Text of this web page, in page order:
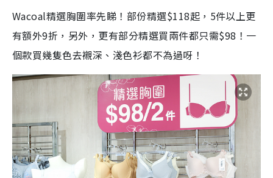
Wacoal精選胸圍率先睇！部份精選$118起，5件以上更
有額外9折，另外，更有部分精選買兩件都只需$98！一
個款買幾隻色去襯深、淺色衫都不為過呀！